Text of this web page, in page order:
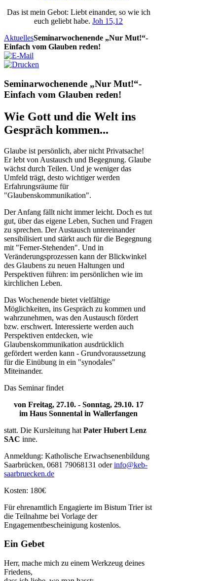
Das ist mein Gebot: Liebt einander, so wie ich
euch geliebt habe.Joh 15,12
AktuellesSeminarwochenende „Nur Mut!“-
Einfach vom Glauben reden!
Seminarwochenende „Nur Mut!“-
Einfach vom Glauben reden!
Wie Gott und die Welt ins
Gespräch kommen...
Glaube ist persönlich, aber nicht Privatsache!
Er lebt von Austausch und Begegnung. Glaube
wächst durch Teilen. Und je weniger das
Umfeld trägt, desto wichtiger werden
Erfahrungsräume für
"Glaubenskommunikation".
Der Anfang fällt nicht immer leicht. Doch es tut
gut, über das eigene Leben, Suchen und Fragen
zu sprechen. Der Austausch untereinander
sensibilisiert und stärkt auch für die Begegnung
mit "Ferner-Stehenden". Und in
Veränderungsprozessen kann der Blickwinkel
des Glaubens zu neuen Haltungen und
Perspektiven führen: im persönlichen wie im
kirchlichen Leben.
Das Wochenende bietet vielfältige
Möglichkeiten, ins Gespräch zu kommen und
wahrzunehmen, was den Austausch fördert
bzw. erschwert. Interessierte werden auch
Perspektiven entdecken, wie
Glaubenskommunikation ausdrücklich
gefördert werden kann - Grundvoraussetzung
für die Einübung in ein "synodales"
Miteinander.
Das Seminar findet
von Freitag, 27.10. - Sonntag, 29.10. 17
im Haus Sonnental in Wallerfangen
statt. Die Kursleitung hat Pater Hubert Lenz
SAC inne.
Anmeldung: Katholische Erwachsenenbildung
Saarbrücken, 0681 79068131 oderinfo@keb-
saarbruecken.de
Kosten: 180€
Für ehrenamtlich Engagierte im Bistum Trier ist
die Teilnahme bei Vorlage der
Engagementbescheinigung kostenlos.
Ein Gebet
Herr, mache mich zu einem Werkzeug deines
Friedens,